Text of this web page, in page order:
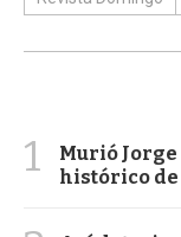
1
Murió
histórico